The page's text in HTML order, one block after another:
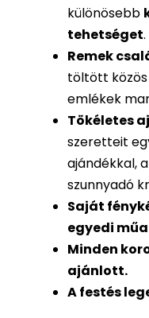
különösebb
tehetséget.
Remek
töltött
emlékek
Tökéletes
szeretteit
ajándékkal,
szunnyadó
Saját
egyedi
Minden
ajánlott.
A festés